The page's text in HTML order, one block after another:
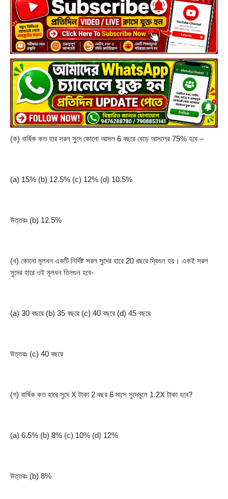
(ক) বার্ষিক কত হার সরল সুদে কোনো আসল 6 বছরে বেড়ে আসলের 75% হবে –
(a) 15% (b) 12.5% (c) 12% (d) 10.5%
উত্তরঃ (b) 12.5%
(খ) কোনো মূলধন একটি নির্দিষ্ট সরল সুদের হারে 20 বছরে দ্বিগুন হয়। একই সরল
সুদের হারে ওই মূলধন তিনগুন হবে-
(a) 30 বছরে (b) 35 বছরে (c) 40 বছরে (d) 45 বছরে
উত্তরঃ (c) 40 বছরে
(গ) বার্ষিক কত হারে সুদে X টাকা 2 বছর 6 মাসে সুদেমূলে 1.2X টাকা হবে?
(a) 6.5% (b) 8% (c) 10% (d) 12%
উত্তরঃ (b) 8%